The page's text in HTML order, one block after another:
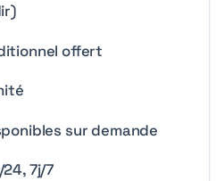
offert
sur demande
7j/7